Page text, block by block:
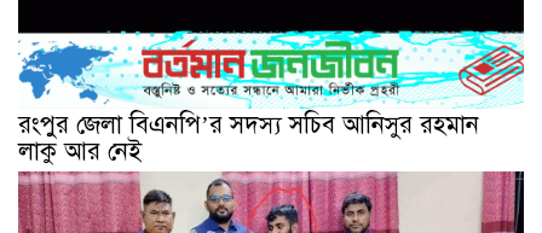
রংপুর জেলা বিএনপি’র সদস্য সচিব আনিসুর রহমান
লাকু আর নেই